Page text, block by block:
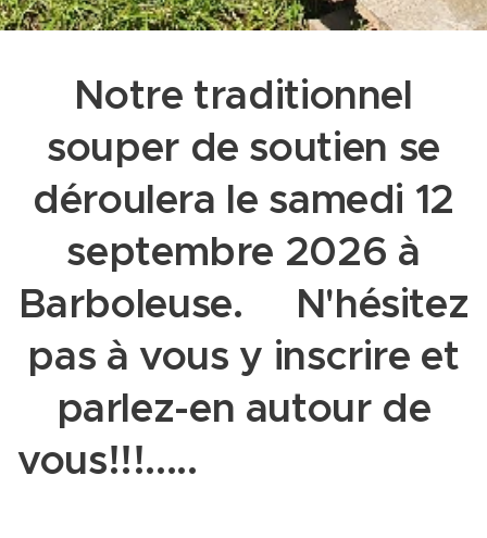
Notre traditionnel
souper de soutien se
déroulera le samedi 12
septembre 2026 à
Barboleuse. N'hésitez
pas à vous y inscrire et
parlez-en autour de
vous!!!.....